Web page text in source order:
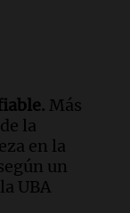
Más
la
en la
un
UBA